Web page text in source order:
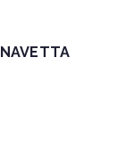
NAVETTA